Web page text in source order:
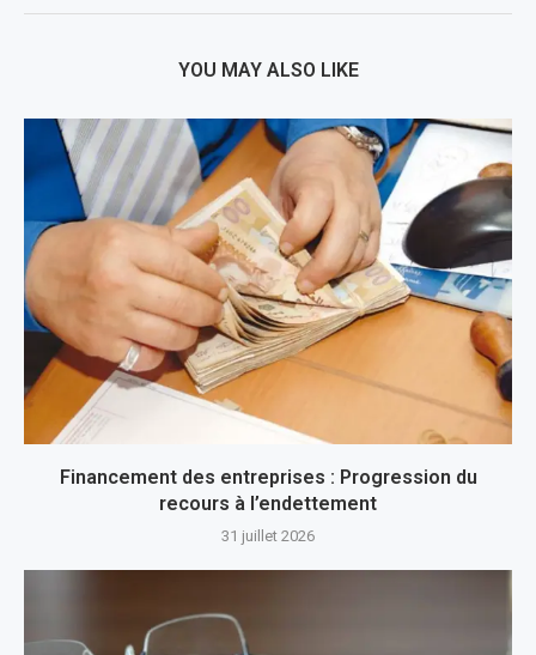
YOU MAY ALSO LIKE
Financement des entreprises : Progression du
recours à l’endettement
31 juillet 2026